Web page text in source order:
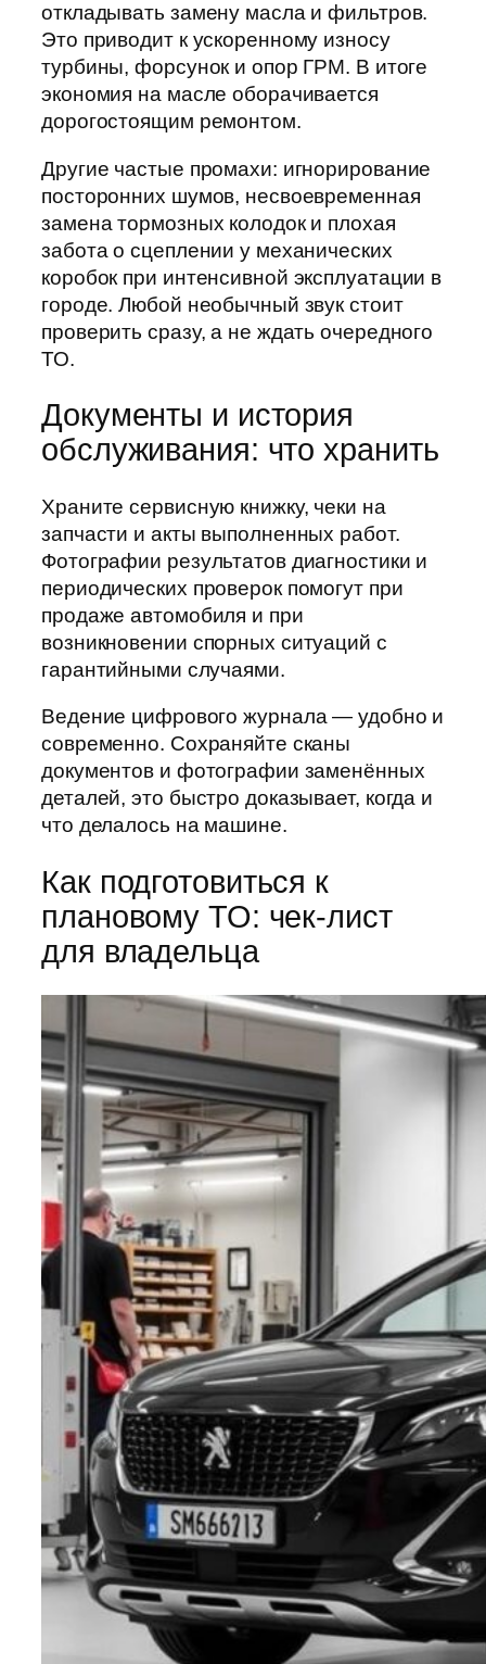
откладывать замену масла и фильтров.
Это приводит к ускоренному износу
турбины, форсунок и опор ГРМ. В итоге
экономия на масле оборачивается
дорогостоящим ремонтом.
Другие частые промахи: игнорирование
посторонних шумов, несвоевременная
замена тормозных колодок и плохая
забота о сцеплении у механических
коробок при интенсивной эксплуатации в
городе. Любой необычный звук стоит
проверить сразу, а не ждать очередного
ТО.
Документы и история
обслуживания: что хранить
Храните сервисную книжку, чеки на
запчасти и акты выполненных работ.
Фотографии результатов диагностики и
периодических проверок помогут при
продаже автомобиля и при
возникновении спорных ситуаций с
гарантийными случаями.
Ведение цифрового журнала — удобно и
современно. Сохраняйте сканы
документов и фотографии заменённых
деталей, это быстро доказывает, когда и
что делалось на машине.
Как подготовиться к
плановому ТО: чек-лист
для владельца